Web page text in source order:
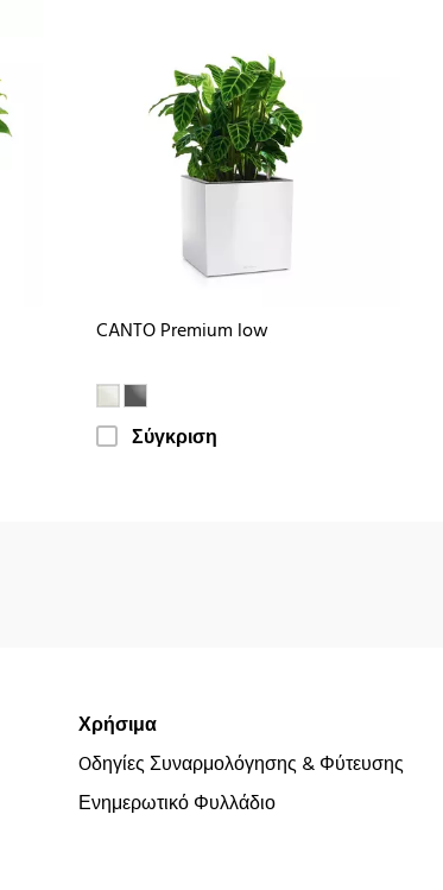
CANTO Premium low
Σύγκριση
Χρήσιμα
Oδηγίες Συναρμολόγησης & Φύτευσης
Ενημερωτικό Φυλλάδιο